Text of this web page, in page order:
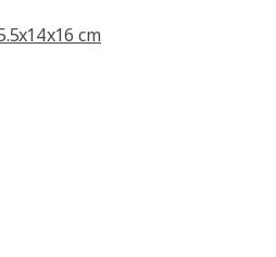
cm
Arvostelut yhteensä: 6040